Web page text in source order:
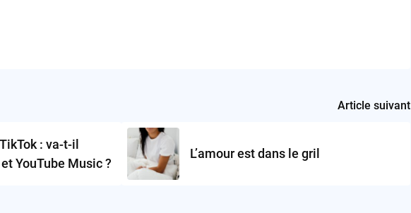
: va-t-il
YouTube Music ?
Article suivant
L’amour est dans le gril